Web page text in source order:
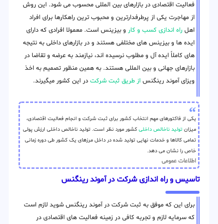
فعالیت اقتصادی در بازارهای بین المللی محسوب می شود. این روش
از مهاجرت یکی از پرطرفدارترین و محبوب ترین راهکارها برای افراد
اهل راه اندازی کسب و کار و بیزینس است. معمولا افرادی که دارای
ایده ها و بیزینس های مختلفی هستند و در بازارهای داخلی به نتیجه
های کاملاً ایده آل و مطلوب نرسیده اند، نیازمند به عرضه و تقاضا در
بازارهای جهانی و بین المللی هستند. به همین منظور تصمیم به اخذ
ویزای آموند رینگنس از طریق ثبت شرکت در این کشور میگیرند.
یکی از فاکتورهای مهم انتخاب کشور برای ثبت شرکت و انجام فعالیت اقتصادی،
میزان تولید ناخالص داخلی کشور مورد نظر است. تولید ناخالص داخلی ارزش پولی
تمامی کالاها و خدمات نهایی تولید شده در داخل مرزهای یک کشور طی دوره زمانی
خاص را نشان می دهد.
اطلاعات عمومی
تاسیس و راه اندازی شرکت در آموند رینگنس
برای این که موفق به ثبت شرکت در آموند رینگنس شوید لازم است
که سرمایه لازم و تجربه کافی در زمینه فعالیت های اقتصادی در